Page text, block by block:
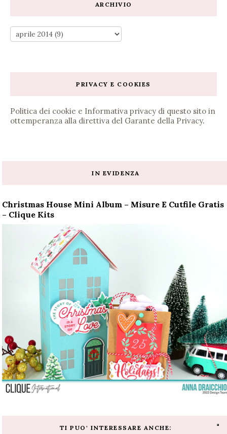
ARCHIVIO
PRIVACY E COOKIES
Politica dei cookie e Informativa privacy di questo sito in
ottemperanza alla direttiva del Garante della Privacy.
IN EVIDENZA
Christmas House Mini Album – Misure E Cutfile Gratis
– Clique Kits
TI PUO' INTERESSARE ANCHE: